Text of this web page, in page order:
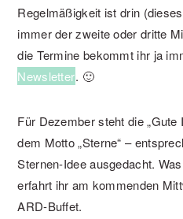
Regelmäßigkeit ist drin
immer der zweite oder dritte
die Termine bekommt ihr ja
Newsletter. 🙂
Für Dezember steht die
dem Motto „Sterne“ –
Sternen-Idee ausgedacht.
erfahrt ihr am kommenden
ARD-Buffet.